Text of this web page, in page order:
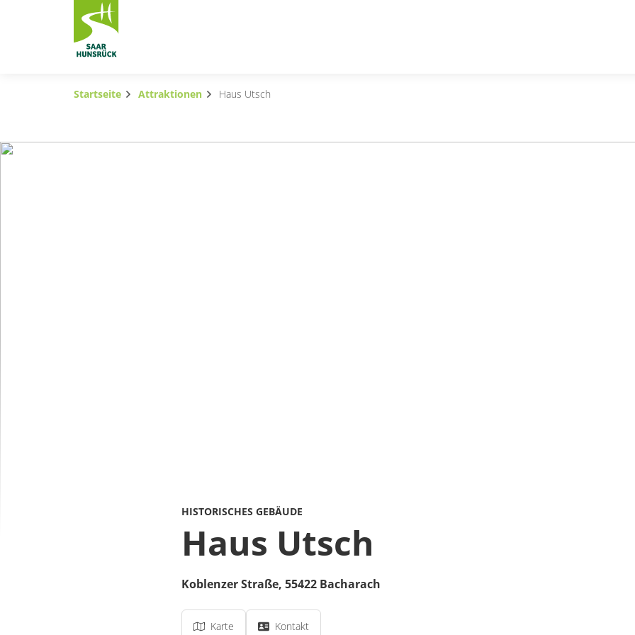
Zum Hauptinhalt springen
Subnavigation umschalten
Startseite Attraktionen Haus Utsch
HISTORISCHES GEBÄUDE
Haus Utsch
Koblenzer Straße, 55422 Bacharach
Karte Kontakt